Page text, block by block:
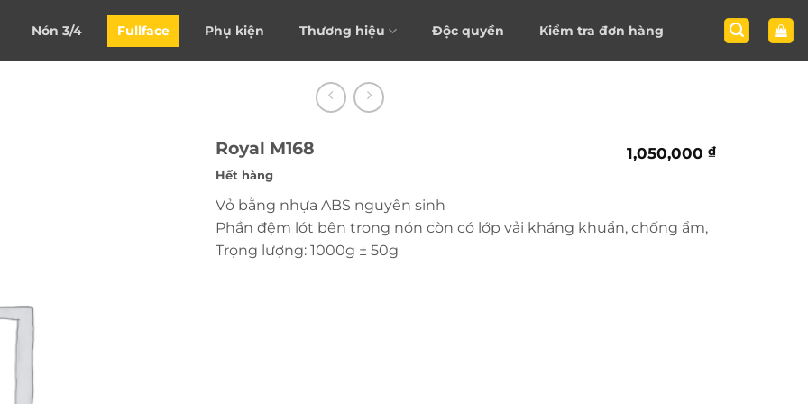
Nón 3/4 Fullface Phụ kiện Thương hiệu Độc quyền Kiểm tra đơn hàng
Royal M168 1,050,000 ₫
Hết hàng
Vỏ bằng nhựa ABS nguyên sinh
Phần đệm lót bên trong nón còn có lớp vải kháng khuẩn, chống ẩm,
Trọng lượng: 1000g ± 50g